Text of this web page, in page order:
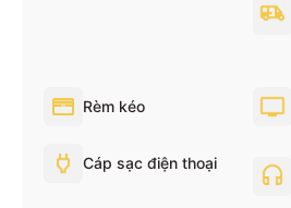
Rèm kéo
Cáp sạc điện thoại